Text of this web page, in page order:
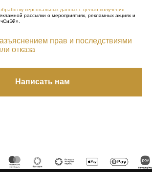
персональных данных с целью получения
рассылки о мероприятиях, рекламных акциях и
прав и последствиями
отказа
Написать нам